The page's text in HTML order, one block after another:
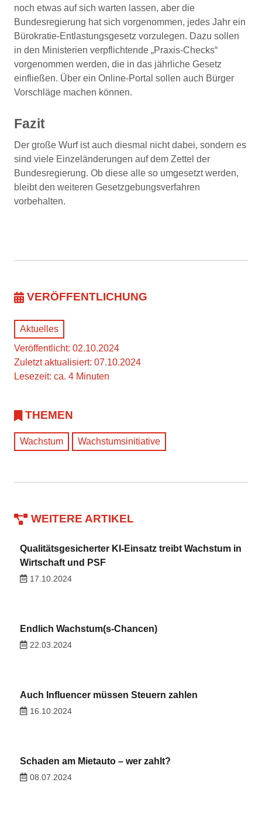
noch etwas auf sich warten lassen, aber die
Bundesregierung hat sich vorgenommen, jedes Jahr ein
Bürokratie-Entlastungsgesetz vorzulegen. Dazu sollen
in den Ministerien verpflichtende „Praxis-Checks“
vorgenommen werden, die in das jährliche Gesetz
einfließen. Über ein Online-Portal sollen auch Bürger
Vorschläge machen können.
Fazit
Der große Wurf ist auch diesmal nicht dabei, sondern es
sind viele Einzeländerungen auf dem Zettel der
Bundesregierung. Ob diese alle so umgesetzt werden,
bleibt den weiteren Gesetzgebungsverfahren
vorbehalten.
VERÖFFENTLICHUNG
Aktuelles
Veröffentlicht: 02.10.2024
Zuletzt aktualisiert: 07.10.2024
Lesezeit: ca. 4 Minuten
THEMEN
Wachstum Wachstumsinitiative
WEITERE ARTIKEL
Qualitätsgesicherter KI-Einsatz treibt Wachstum in
Wirtschaft und PSF
17.10.2024
Endlich Wachstum(s-Chancen)
22.03.2024
Auch Influencer müssen Steuern zahlen
16.10.2024
Schaden am Mietauto – wer zahlt?
08.07.2024